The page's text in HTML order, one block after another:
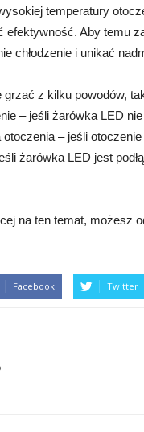
temperatury
Aby temu
chłodzenie i unikać
z kilku powodów,
– jeśli żarówka LED
– jeśli
żarówka LED jest
na ten temat, możesz
Facebook Twitter